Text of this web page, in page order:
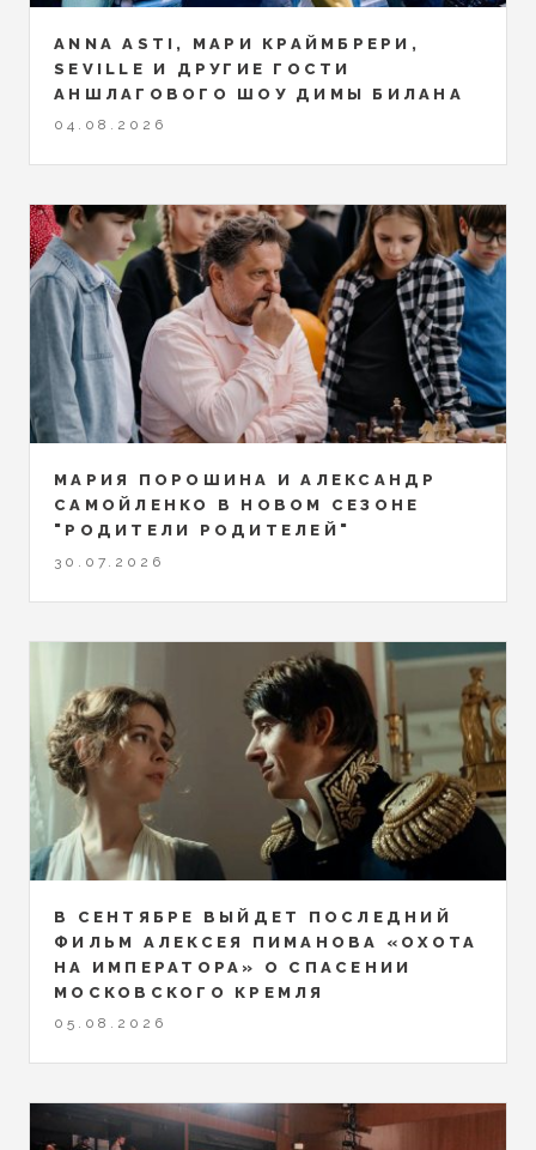
ANNA ASTI, МАРИ КРАЙМБРЕРИ,
SEVILLE И ДРУГИЕ ГОСТИ
АНШЛАГОВОГО ШОУ ДИМЫ БИЛАНА
04.08.2026
МАРИЯ ПОРОШИНА И АЛЕКСАНДР
САМОЙЛЕНКО В НОВОМ СЕЗОНЕ
"РОДИТЕЛИ РОДИТЕЛЕЙ"
30.07.2026
В СЕНТЯБРЕ ВЫЙДЕТ ПОСЛЕДНИЙ
ФИЛЬМ АЛЕКСЕЯ ПИМАНОВА «ОХОТА
НА ИМПЕРАТОРА» О СПАСЕНИИ
МОСКОВСКОГО КРЕМЛЯ
05.08.2026